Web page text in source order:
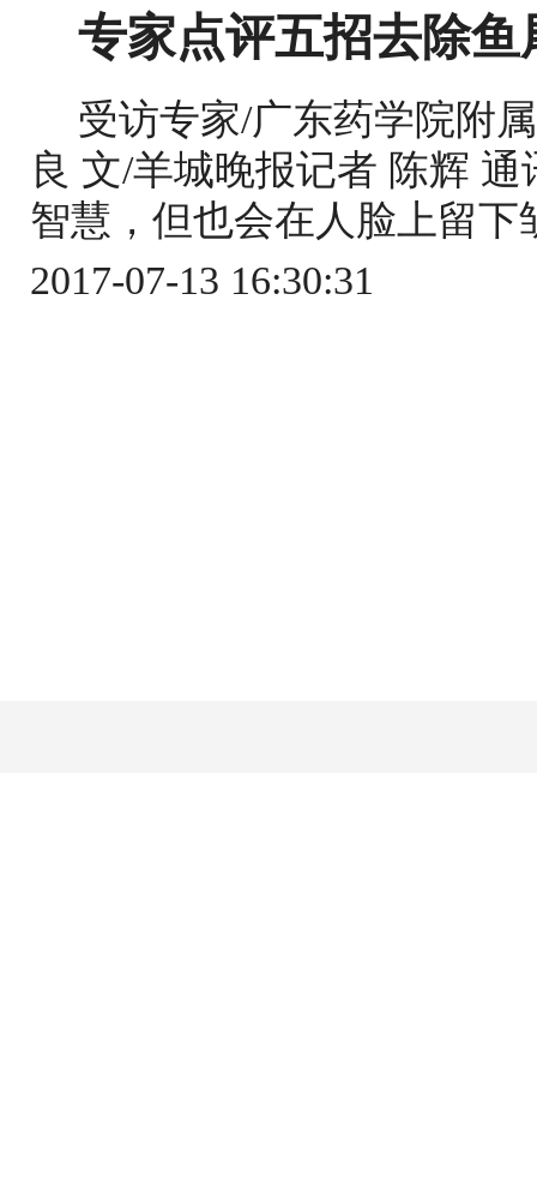
专家点评五招去除
受访专家/广东药学院附
良 文/羊城晚报记者 陈辉
智慧，但也会在人脸上留
2017-07-13 16:30:31